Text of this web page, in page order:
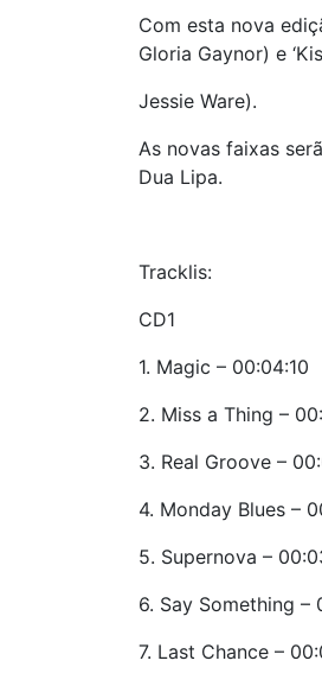
Com esta nova
Gloria Gaynor) e
Jessie Ware).
As novas faixas
Dua Lipa.
Tracklis:
CD1
1. Magic – 00:04:10
2. Miss a Thing –
3. Real Groove –
4. Monday Blues –
5. Supernova –
6. Say Something –
7. Last Chance –